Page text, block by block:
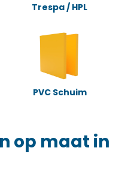
Trespa / HPL
PVC Schuim
op maat in